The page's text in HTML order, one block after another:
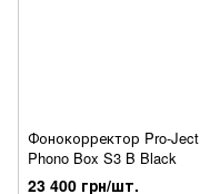
Фонокорректор Pro-Ject
Phono Box S3 B Black
23 400 грн/шт.